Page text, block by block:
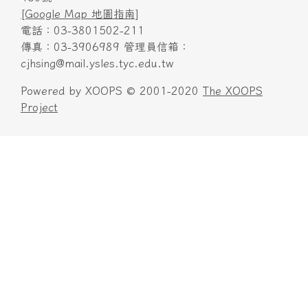
[Google Map 地圖指南]
電話：03-3801502-211
傳真：03-3906989 管理員信箱：
cjhsing@mail.ysles.tyc.edu.tw
Powered by XOOPS © 2001-2020 The XOOPS
Project